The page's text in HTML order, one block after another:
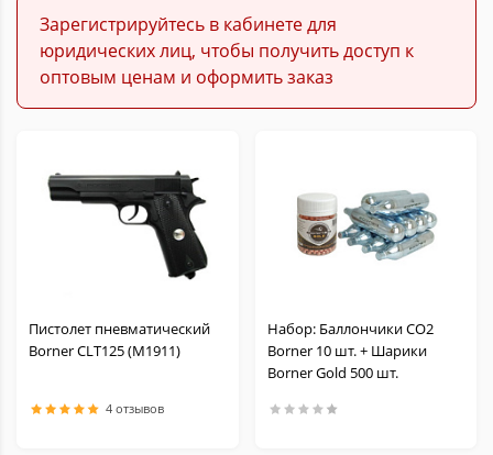
Зарегистрируйтесь в кабинете для
юридических лиц, чтобы получить доступ к
оптовым ценам и оформить заказ
Пистолет пневматический
Borner CLT125 (M1911)
4 отзывов
Набор: Баллончики CO2
Borner 10 шт. + Шарики
Borner Gold 500 шт.